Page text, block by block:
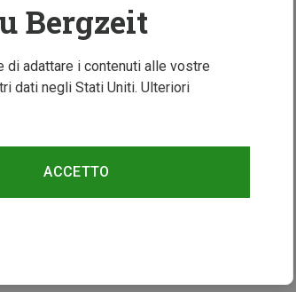
Bergzeit
adattare i contenuti alle vostre
dati negli Stati Uniti. Ulteriori
ACCETTO